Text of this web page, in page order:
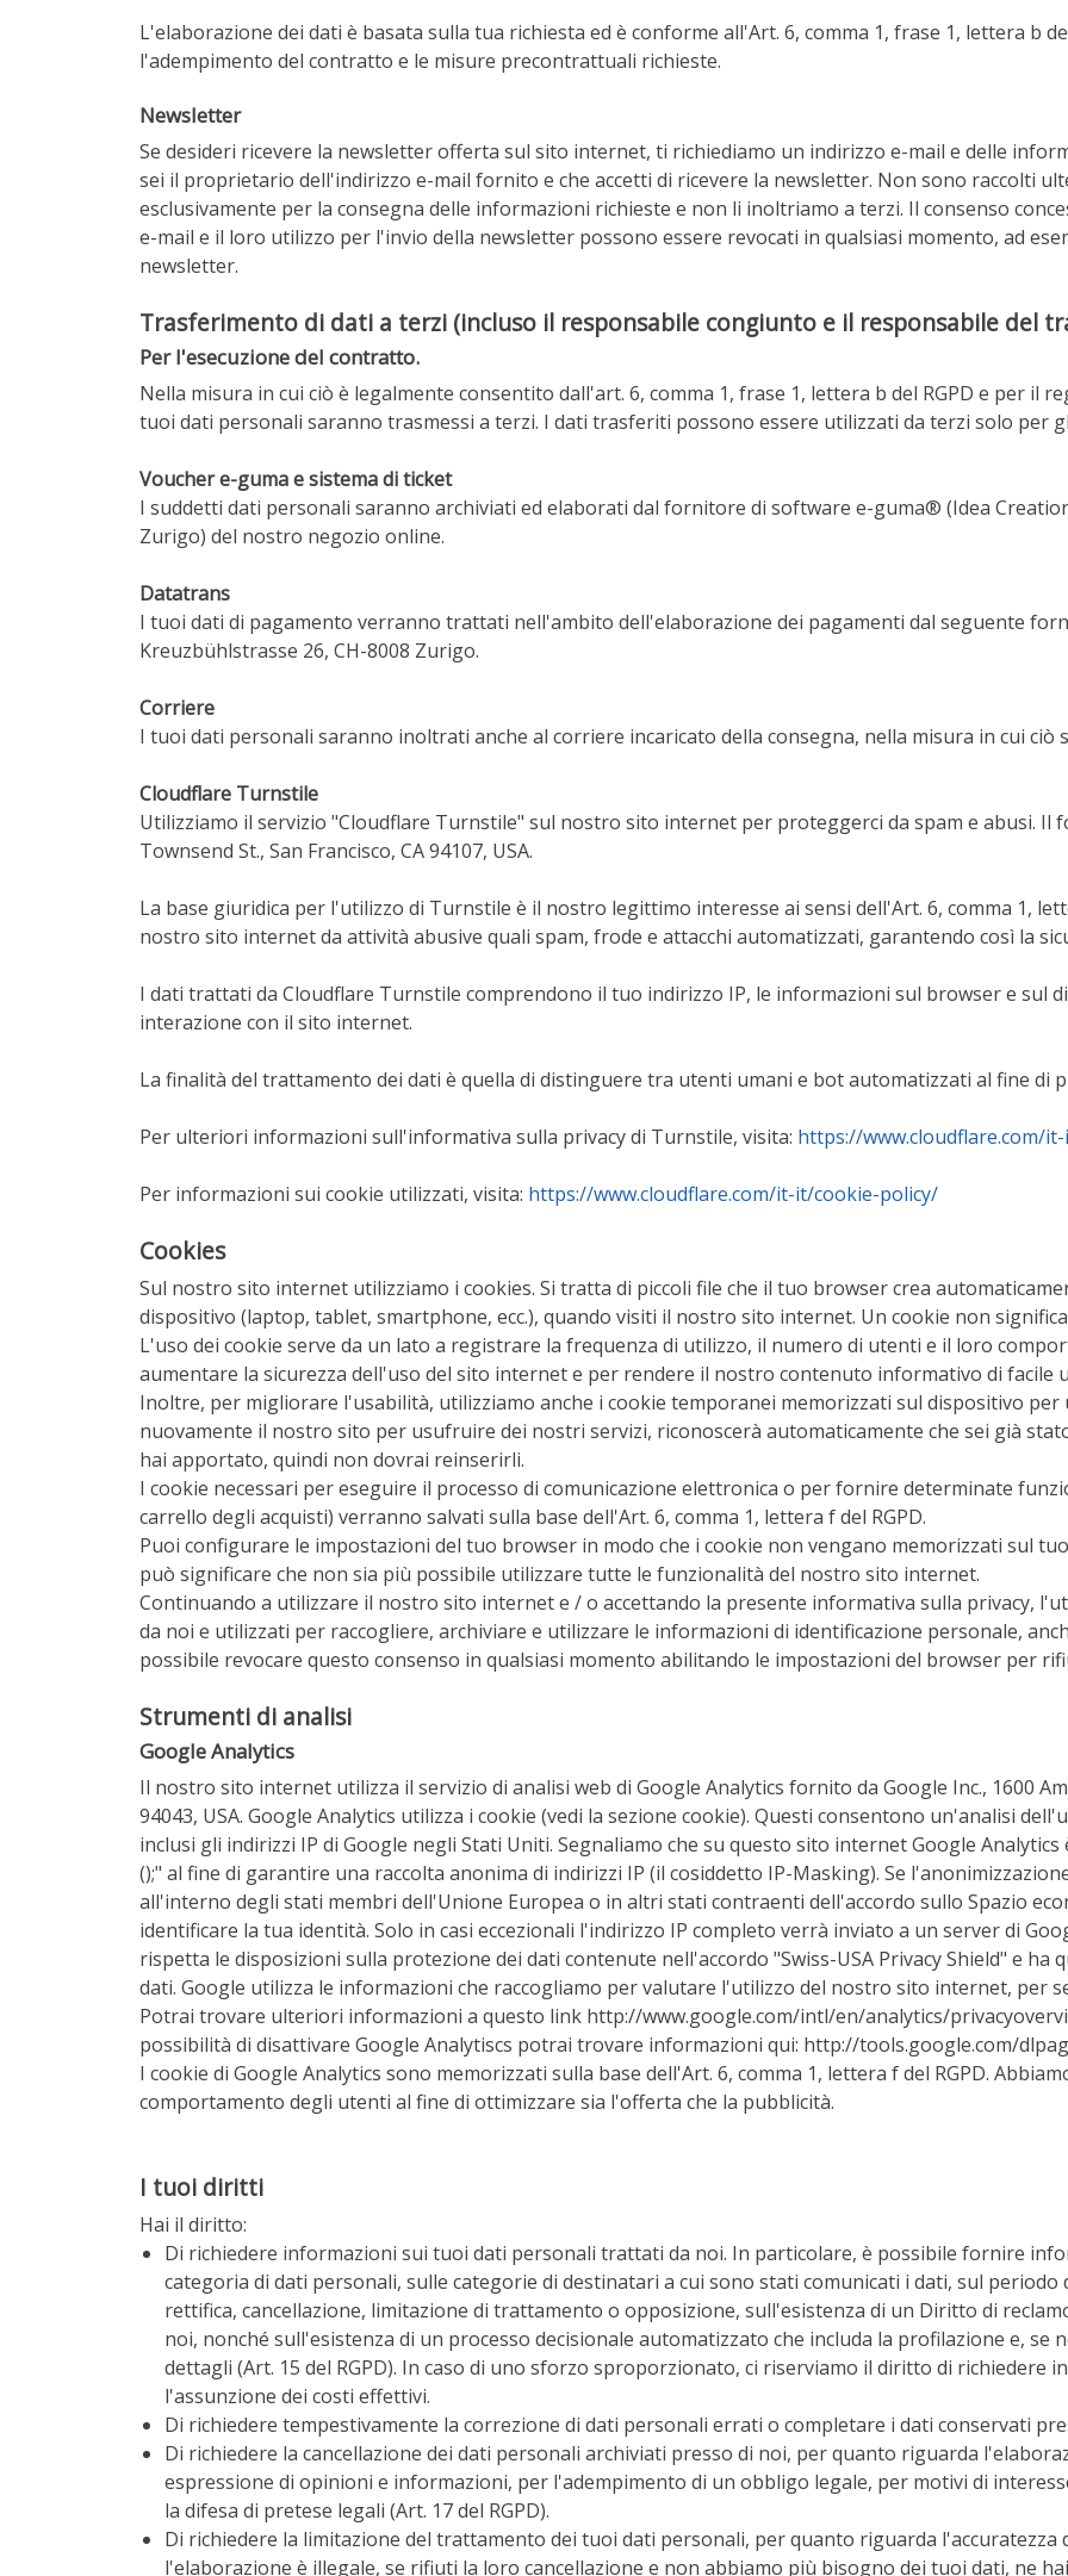
L'elaborazione dei dati è basata sulla tua richiesta ed è conforme all'Art. 6, comma 1, frase 1, lettera b
l'adempimento del contratto e le misure precontrattuali richieste.
Newsletter
Se desideri ricevere la newsletter offerta sul sito internet, ti richiediamo un indirizzo e-mail e delle
sei il proprietario dell'indirizzo e-mail fornito e che accetti di ricevere la newsletter. Non sono raccolti
esclusivamente per la consegna delle informazioni richieste e non li inoltriamo a terzi. Il consenso
e-mail e il loro utilizzo per l'invio della newsletter possono essere revocati in qualsiasi momento, ad
newsletter.
Trasferimento di dati a terzi (incluso il responsabile congiunto e il responsabile del
Per l'esecuzione del contratto.
Nella misura in cui ciò è legalmente consentito dall'art. 6, comma 1, frase 1, lettera b del RGPD e per il
tuoi dati personali saranno trasmessi a terzi. I dati trasferiti possono essere utilizzati da terzi solo per
Voucher e-guma e sistema di ticket
I suddetti dati personali saranno archiviati ed elaborati dal fornitore di software e-guma® (Idea
Zurigo) del nostro negozio online.
Datatrans
I tuoi dati di pagamento verranno trattati nell'ambito dell'elaborazione dei pagamenti dal seguente
Kreuzbühlstrasse 26, CH-8008 Zurigo.
Corriere
I tuoi dati personali saranno inoltrati anche al corriere incaricato della consegna, nella misura in cui ciò
Cloudflare Turnstile
Utilizziamo il servizio "Cloudflare Turnstile" sul nostro sito internet per proteggerci da spam e abusi. Il
Townsend St., San Francisco, CA 94107, USA.
La base giuridica per l'utilizzo di Turnstile è il nostro legittimo interesse ai sensi dell'Art. 6, comma 1,
nostro sito internet da attività abusive quali spam, frode e attacchi automatizzati, garantendo così la
I dati trattati da Cloudflare Turnstile comprendono il tuo indirizzo IP, le informazioni sul browser e sul
interazione con il sito internet.
La finalità del trattamento dei dati è quella di distinguere tra utenti umani e bot automatizzati al fine di
Per ulteriori informazioni sull'informativa sulla privacy di Turnstile, visita: https://www.cloudflare.com/
Per informazioni sui cookie utilizzati, visita: https://www.cloudflare.com/it-it/cookie-policy/
Cookies
Sul nostro sito internet utilizziamo i cookies. Si tratta di piccoli file che il tuo browser crea
dispositivo (laptop, tablet, smartphone, ecc.), quando visiti il nostro sito internet. Un cookie non
L'uso dei cookie serve da un lato a registrare la frequenza di utilizzo, il numero di utenti e il loro
aumentare la sicurezza dell'uso del sito internet e per rendere il nostro contenuto informativo di facile
Inoltre, per migliorare l'usabilità, utilizziamo anche i cookie temporanei memorizzati sul dispositivo
nuovamente il nostro sito per usufruire dei nostri servizi, riconoscerà automaticamente che sei già
hai apportato, quindi non dovrai reinserirli.
I cookie necessari per eseguire il processo di comunicazione elettronica o per fornire determinate
carrello degli acquisti) verranno salvati sulla base dell'Art. 6, comma 1, lettera f del RGPD.
Puoi configurare le impostazioni del tuo browser in modo che i cookie non vengano memorizzati sul
può significare che non sia più possibile utilizzare tutte le funzionalità del nostro sito internet.
Continuando a utilizzare il nostro sito internet e / o accettando la presente informativa sulla privacy,
da noi e utilizzati per raccogliere, archiviare e utilizzare le informazioni di identificazione personale,
possibile revocare questo consenso in qualsiasi momento abilitando le impostazioni del browser per
Strumenti di analisi
Google Analytics
Il nostro sito internet utilizza il servizio di analisi web di Google Analytics fornito da Google Inc., 1600
94043, USA. Google Analytics utilizza i cookie (vedi la sezione cookie). Questi consentono un'analisi
inclusi gli indirizzi IP di Google negli Stati Uniti. Segnaliamo che su questo sito internet Google
();" al fine di garantire una raccolta anonima di indirizzi IP (il cosiddetto IP-Masking). Se
all'interno degli stati membri dell'Unione Europea o in altri stati contraenti dell'accordo sullo Spazio
identificare la tua identità. Solo in casi eccezionali l'indirizzo IP completo verrà inviato a un server di
rispetta le disposizioni sulla protezione dei dati contenute nell'accordo "Swiss-USA Privacy Shield" e
dati. Google utilizza le informazioni che raccogliamo per valutare l'utilizzo del nostro sito internet, per
Potrai trovare ulteriori informazioni a questo link http://www.google.com/intl/en/analytics/
possibilità di disattivare Google Analytiscs potrai trovare informazioni qui: http://tools.google.com/
I cookie di Google Analytics sono memorizzati sulla base dell'Art. 6, comma 1, lettera f del RGPD.
comportamento degli utenti al fine di ottimizzare sia l'offerta che la pubblicità.
I tuoi diritti
Hai il diritto:
Di richiedere informazioni sui tuoi dati personali trattati da noi. In particolare, è possibile fornire
categoria di dati personali, sulle categorie di destinatari a cui sono stati comunicati i dati, sul
rettifica, cancellazione, limitazione di trattamento o opposizione, sull'esistenza di un Diritto di
noi, nonché sull'esistenza di un processo decisionale automatizzato che includa la profilazione e,
dettagli (Art. 15 del RGPD). In caso di uno sforzo sproporzionato, ci riserviamo il diritto di richiedere
l'assunzione dei costi effettivi.
Di richiedere tempestivamente la correzione di dati personali errati o completare i dati conservati
Di richiedere la cancellazione dei dati personali archiviati presso di noi, per quanto riguarda
espressione di opinioni e informazioni, per l'adempimento di un obbligo legale, per motivi di
la difesa di pretese legali (Art. 17 del RGPD).
Di richiedere la limitazione del trattamento dei tuoi dati personali, per quanto riguarda l'accuratezza
l'elaborazione è illegale, se rifiuti la loro cancellazione e non abbiamo più bisogno dei tuoi dati, ne